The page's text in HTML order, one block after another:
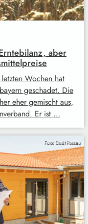
aber
Wochen hat
geschadet. Die
eher gemischt aus,
Er ist …
Foto: Stadt Passau